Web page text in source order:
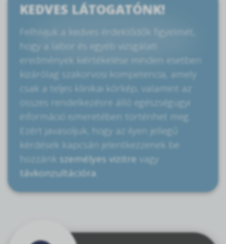
KEDVES LÁTOGATÓNK!
Felhívjuk a kedves érdeklődők figyelmét,
hogy a labor és egyéb vizsgálati
eredmények kiértékelése minden esetben
kizárólag szakorvosi kompetencia, amely
csak a teljes klinikai kórkép, valamint az
összes rendelkezésre álló egészségügyi
információ ismeretében történhet meg.
Ezért javasoljuk, hogy az ilyen jellegű
kérdések kapcsán jelentkezzenek be
hozzánk személyes vizitre vagy
távkonzultációra